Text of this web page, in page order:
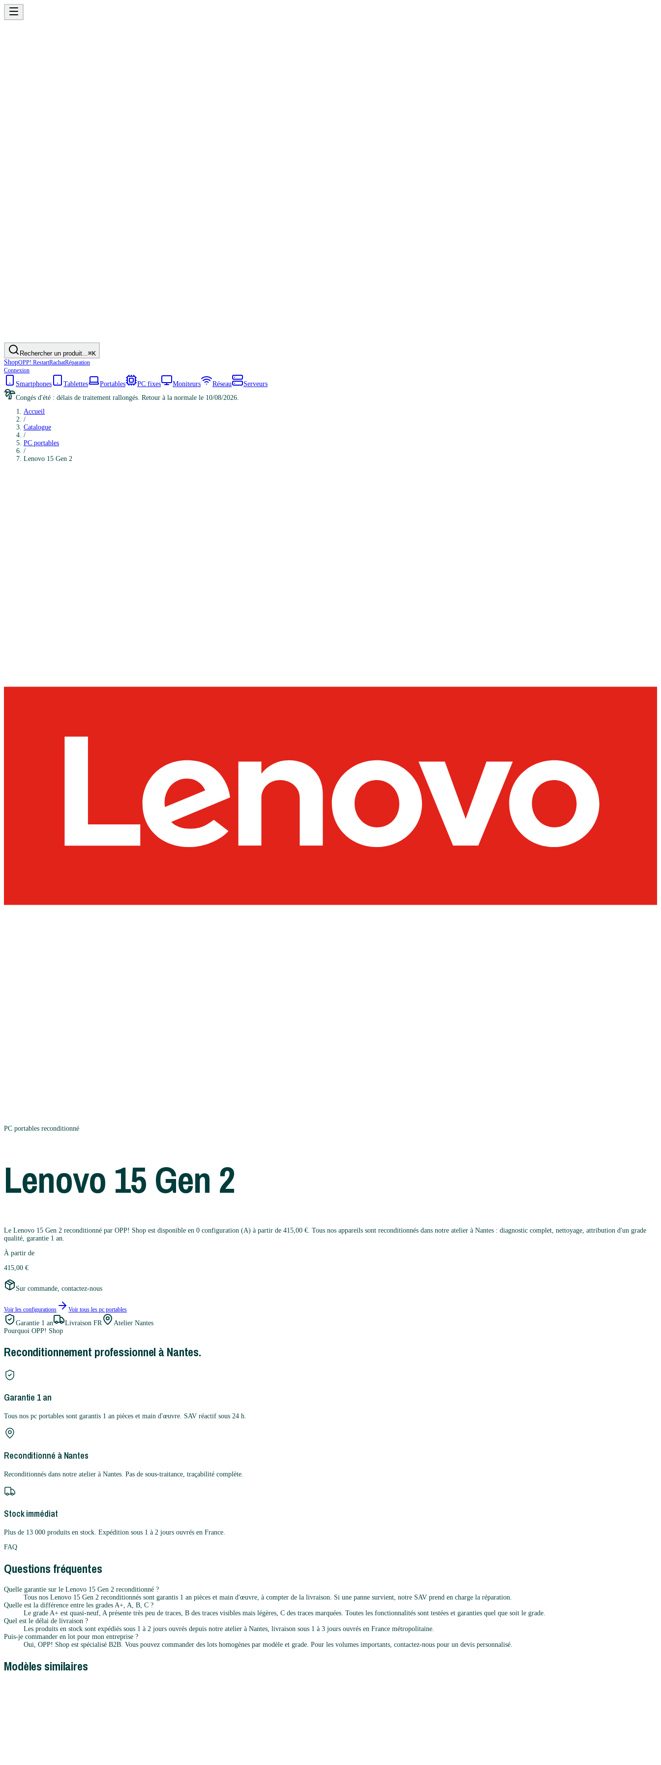
Rechercher un produit... ⌘K
ShopOPP! RestartRachatRéparation
Connexion
Smartphones Tablettes Portables PC fixes Moniteurs Réseau
Serveurs
Congés d'été : délais de traitement rallongés. Retour à la normale le 10/08/2026.
Accueil
/
Catalogue
/
PC portables
/
Lenovo 15 Gen 2
PC portables reconditionné
Lenovo 15 Gen 2
Le Lenovo 15 Gen 2 reconditionné par OPP! Shop est disponible en 0 configuration (A) à partir de 415,00 €. Tous nos appareils sont reconditionnés dans notre atelier à Nantes : diagnostic complet, nettoyage, attribution d'un grade
qualité, garantie 1 an.
À partir de
415,00 €
Sur commande, contactez-nous
Voir les configurations Voir tous les pc portables
Garantie 1 an Livraison FR
Atelier Nantes
Pourquoi OPP! Shop
Reconditionnement professionnel à Nantes.
Garantie 1 an
Tous nos pc portables sont garantis 1 an pièces et main d'œuvre. SAV réactif sous 24 h.
Reconditionné à Nantes
Reconditionnés dans notre atelier à Nantes. Pas de sous-traitance, traçabilité complète.
Stock immédiat
Plus de 13 000 produits en stock. Expédition sous 1 à 2 jours ouvrés en France.
FAQ
Questions fréquentes
Quelle garantie sur le Lenovo 15 Gen 2 reconditionné ?
Tous nos Lenovo 15 Gen 2 reconditionnés sont garantis 1 an pièces et main d'œuvre, à compter de la livraison. Si une panne survient, notre SAV prend en charge la réparation.
Quelle est la différence entre les grades A+, A, B, C ?
Le grade A+ est quasi-neuf, A présente très peu de traces, B des traces visibles mais légères, C des traces marquées. Toutes les fonctionnalités sont testées et garanties quel que soit le grade.
Quel est le délai de livraison ?
Les produits en stock sont expédiés sous 1 à 2 jours ouvrés depuis notre atelier à Nantes, livraison sous 1 à 3 jours ouvrés en France métropolitaine.
Puis-je commander en lot pour mon entreprise ?
Oui, OPP! Shop est spécialisé B2B. Vous pouvez commander des lots homogènes par modèle et grade. Pour les volumes importants, contactez-nous pour un devis personnalisé.
Modèles similaires